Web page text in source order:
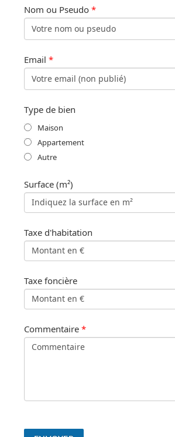
Nom ou Pseudo *
Email *
Type de bien
Maison
Appartement
Autre
Surface (m²)
Taxe d'habitation
Taxe foncière
Commentaire *